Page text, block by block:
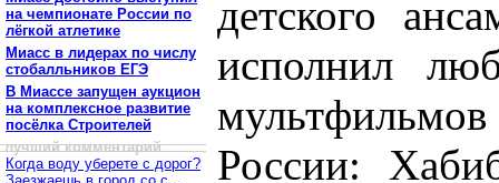
на чемпионате России по
лёгкой атлетике
Миасс в лидерах по числу
стобалльников ЕГЭ
В Миассе запущен аукцион
на комплексное развитие
посёлка Строителей
лучший комментарий
Когда воду уберете с дорог?
детского
исполнил
России: